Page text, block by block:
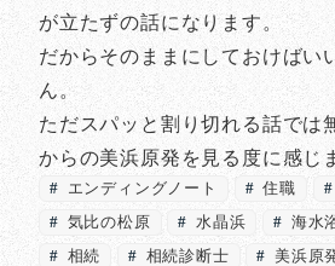
が立たずの話になります。
だからそのままにしておけばい
ん。
ただスパッと割り切れる話では
からの美浜原発を見る度に感じ
エンディングノート 住職
気比の松原
水晶浜 海水
相続
相続診断士 美浜原